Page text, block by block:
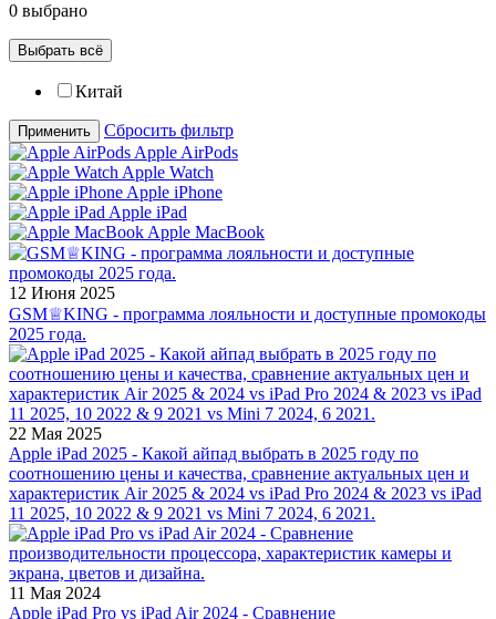
0 выбрано
Выбрать всё
Китай
Применить
Сбросить фильтр
Apple AirPods
Apple Watch
Apple iPhone
Apple iPad
Apple MacBook
12 Июня 2025
GSM♕KING - программа лояльности и доступные промокоды
2025 года.
22 Мая 2025
Apple iPad 2025 - Какой айпад выбрать в 2025 году по
соотношению цены и качества, сравнение актуальных цен и
характеристик Air 2025 & 2024 vs iPad Pro 2024 & 2023 vs iPad
11 2025, 10 2022 & 9 2021 vs Mini 7 2024, 6 2021.
11 Мая 2024
Apple iPad Pro vs iPad Air 2024 - Сравнение